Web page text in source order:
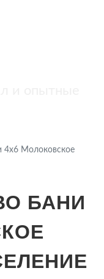
4х6 Молоковское
БАНИ